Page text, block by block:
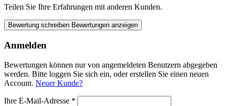
Teilen Sie Ihre Erfahrungen mit anderen Kunden.
Bewertung schreiben Bewertungen anzeigen
Anmelden
Bewertungen können nur von angemeldeten Benutzern abgegeben
werden. Bitte loggen Sie sich ein, oder erstellen Sie einen neuen
Account. Neuer Kunde?
Ihre E-Mail-Adresse *